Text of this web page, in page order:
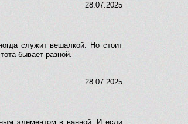
28.07.2025
служит вешалкой. Но стоит
бывает разной.
28.07.2025
элементом в ванной. И если